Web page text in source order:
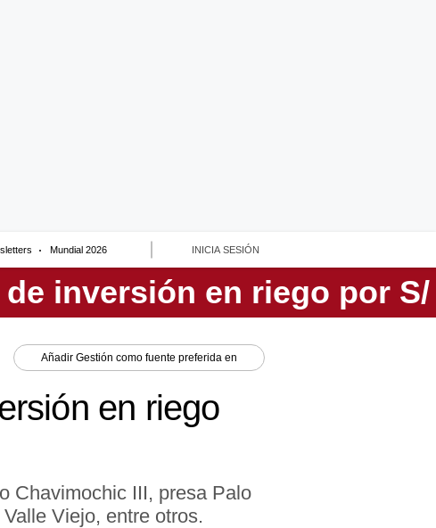
Mundial 2026 INICIA SESIÓN
Añadir Gestión como fuente preferida en
en riego
Chavimochic III, presa Palo
Viejo, entre otros.